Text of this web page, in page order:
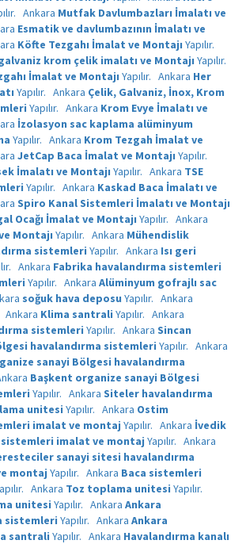
Ankara Mutfak Davlumbazları İmalatı ve
Esmatik ve davlumbazının İmalatı ve
Köfte Tezgahı İmalat ve Montajı Yapılır.
krom çelik imalatı ve Montajı Yapılır.
İmalat ve Montajı Yapılır. Ankara Her
Yapılır. Ankara Çelik, Galvaniz, İnox, Krom
Yapılır. Ankara Krom Evye İmalatı ve
İzolasyon sac kaplama alüminyum
Yapılır. Ankara Krom Tezgah İmalat ve
JetCap Baca İmalat ve Montajı Yapılır.
İmalatı ve Montajı Yapılır. Ankara TSE
Yapılır. Ankara Kaskad Baca İmalatı ve
Spiro Kanal Sistemleri İmalatı ve Montajı
Ocağı İmalat ve Montajı Yapılır. Ankara
Montajı Yapılır. Ankara Mühendislik
sistemleri Yapılır. Ankara Isı geri
Ankara Fabrika havalandırma sistemleri
Yapılır. Ankara Alüminyum gofrajlı sac
soğuk hava deposu Yapılır. Ankara
Ankara Klima santrali Yapılır. Ankara
sistemleri Yapılır. Ankara Sincan
havalandırma sistemleri Yapılır. Ankara
sanayi Bölgesi havalandırma
Başkent organize sanayi Bölgesi
Yapılır. Ankara Siteler havalandırma
unitesi Yapılır. Ankara Ostim
imalat ve montaj Yapılır. Ankara İvedik
sistemleri imalat ve montaj Yapılır. Ankara
sanayi sitesi havalandırma
montaj Yapılır. Ankara Baca sistemleri
Ankara Toz toplama unitesi Yapılır.
unitesi Yapılır. Ankara Ankara
sistemleri Yapılır. Ankara Ankara
santrali Yapılır. Ankara Havalandırma kanalı